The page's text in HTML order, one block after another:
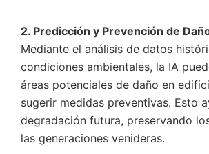
2. Predicción y Prevención de
Mediante el análisis de datos
condiciones ambientales, la IA
áreas potenciales de daño en
sugerir medidas preventivas. Esto
degradación futura, preservando
las generaciones venideras.